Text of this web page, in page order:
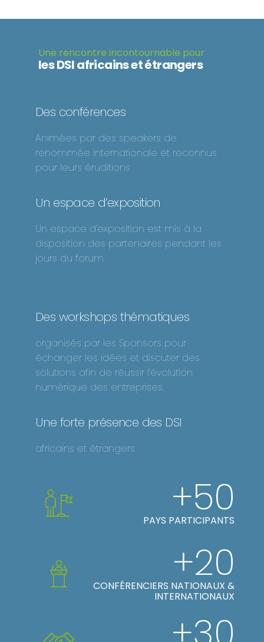
Une rencontre incontournable pour​
les DSI africains et étrangers
Des conférences
Animées par des speakers de
renommée internationale et reconnus
pour leurs éruditions
Un espace d’exposition
Un espace d’exposition est mis à la
disposition des partenaires pendant les
jours du forum.
Des workshops thématiques
organisés par les Sponsors pour
échanger les idées et discuter des
solutions afin de réussir l’évolution
numérique des entreprises.
Une forte présence des DSI
africains et étrangers
+50
PAYS PARTICIPANTS
+20
CONFÉRENCIERS NATIONAUX &
INTERNATIONAUX